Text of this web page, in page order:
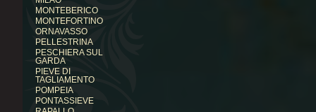
MONTEBERICO
MONTEFORTINO
ORNAVASSO
PELLESTRINA
PESCHIERA SUL
GARDA
PIEVE DI
TAGLIAMENTO
POMPEIA
PONTASSIEVE